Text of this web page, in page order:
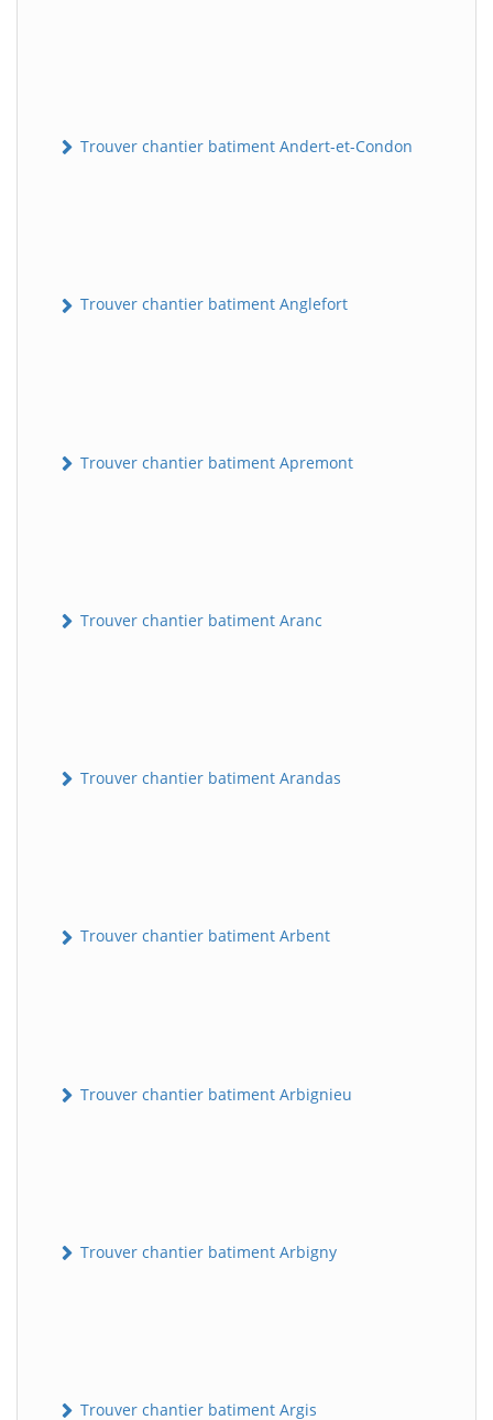
Trouver chantier batiment Andert-et-Condon
Trouver chantier batiment Anglefort
Trouver chantier batiment Apremont
Trouver chantier batiment Aranc
Trouver chantier batiment Arandas
Trouver chantier batiment Arbent
Trouver chantier batiment Arbignieu
Trouver chantier batiment Arbigny
Trouver chantier batiment Argis